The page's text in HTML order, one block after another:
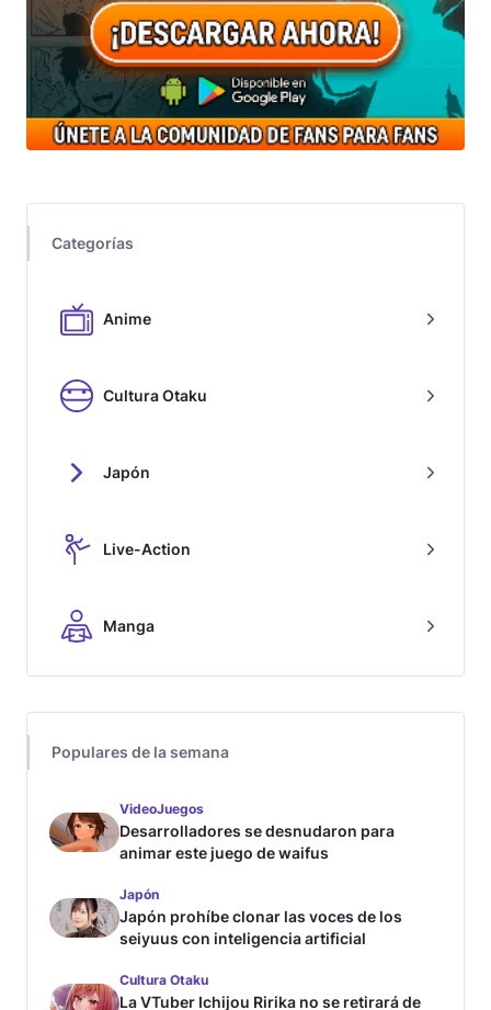
Categorías
Anime
Cultura Otaku
Japón
Live-Action
Manga
Populares de la semana
VideoJuegos
Desarrolladores se desnudaron para
animar este juego de waifus
Japón
Japón prohíbe clonar las voces de los
seiyuus con inteligencia artificial
Cultura Otaku
La VTuber Ichijou Ririka no se retirará de